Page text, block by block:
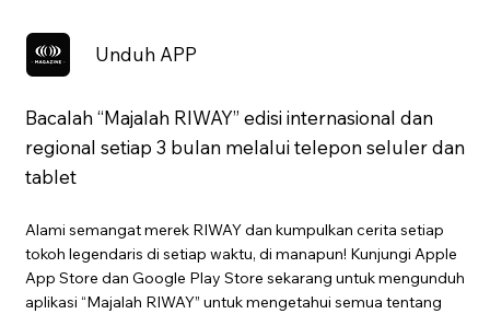
Unduh APP
Bacalah “Majalah RIWAY” edisi internasional dan
regional setiap 3 bulan melalui telepon seluler dan
tablet
Alami semangat merek RIWAY dan kumpulkan cerita setiap
tokoh legendaris di setiap waktu, di manapun! Kunjungi Apple
App Store dan Google Play Store sekarang untuk mengunduh
aplikasi “Majalah RIWAY” untuk mengetahui semua tentang